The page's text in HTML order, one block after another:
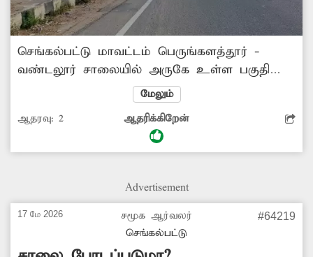
செங்கல்பட்டு மாவட்டம் பெருங்களத்தூர் -
வண்டலூர் சாலையில் அருகே உள்ள பகுதி
மக்கள் இந்த இடத்தில் தான் பஸ் ஏறுகின்றனர்.
ஆனால் இந்த இடத்தில் பஸ் நிறுத்தம் இல்லை.
இதனால் அநேகமான பஸ்கள் இங்கு நிற்காமல்
செல்கிறது. இதனால் மக்கள் மிகுந்த சிரமம்
அதிகாரிகள் நடவடிக்கை எடுத்து பஸ் நிறுத்தம்
மேலும்
ஆதரவு: 2 ஆதரிக்கிறேன்
Advertisement
17 மே 2026
சமூக ஆர்வலர்
செங்கல்பட்டு
#64219